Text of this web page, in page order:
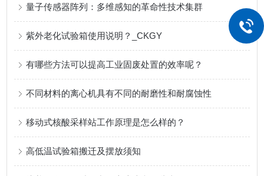
量子传感器阵列：多维感知的革命性技术集群
紫外老化试验箱使用说明？_CKGY
有哪些方法可以提高工业固废处置的效率呢？
不同材料的离心机具有不同的耐磨性和耐腐蚀性
移动式核酸采样站工作原理是怎么样的？
高低温试验箱搬迁及摆放须知